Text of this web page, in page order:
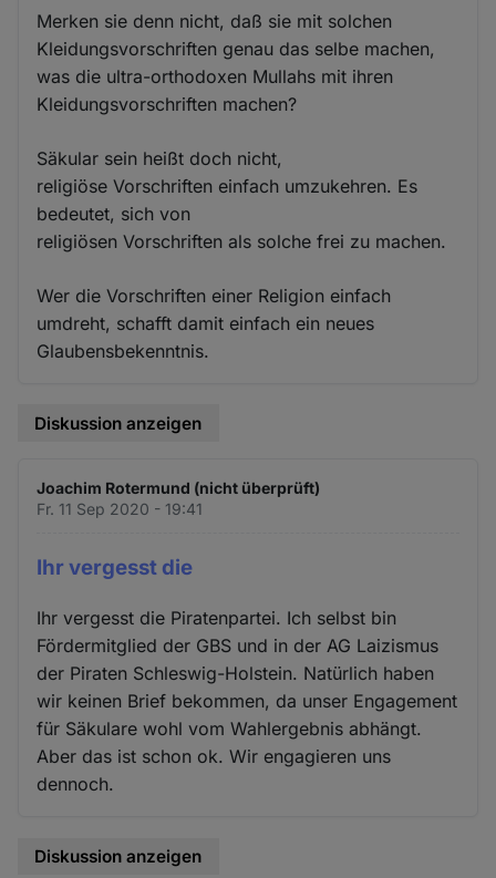
Merken sie denn nicht, daß sie mit solchen
Kleidungsvorschriften genau das selbe machen,
was die ultra-orthodoxen Mullahs mit ihren
Kleidungsvorschriften machen?
Säkular sein heißt doch nicht,
religiöse Vorschriften einfach umzukehren. Es
bedeutet, sich von
religiösen Vorschriften als solche frei zu machen.
Wer die Vorschriften einer Religion einfach
umdreht, schafft damit einfach ein neues
Glaubensbekenntnis.
Diskussion anzeigen
Joachim Rotermund (nicht überprüft)
Fr. 11 Sep 2020 - 19:41
Ihr vergesst die
Ihr vergesst die Piratenpartei. Ich selbst bin
Fördermitglied der GBS und in der AG Laizismus
der Piraten Schleswig-Holstein. Natürlich haben
wir keinen Brief bekommen, da unser Engagement
für Säkulare wohl vom Wahlergebnis abhängt.
Aber das ist schon ok. Wir engagieren uns
dennoch.
Diskussion anzeigen